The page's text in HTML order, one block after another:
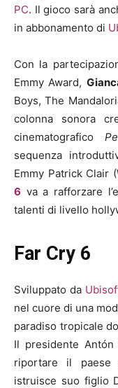
PC. Il gioco sarà
in abbonamento di
Con la
Emmy Award,
Boys, The
colonna sonora
cinematografico
sequenza
Emmy Patrick Clair
6 va a rafforzare
talenti di livello
Far Cry 6
Sviluppato da
nel cuore di una
paradiso tropicale
Il presidente
riportare il paese
istruisce suo figlio